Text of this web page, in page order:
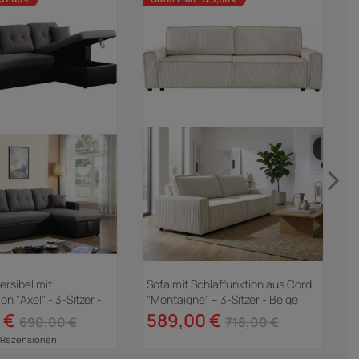
mit
"Axel" - 3-Sitzer -
690,00 €
Rezensionen
Sofa mit Schlaffunktion aus Cord
"Montaigne" -- 3-Sitzer - Beige
589,00 € 718,00 €